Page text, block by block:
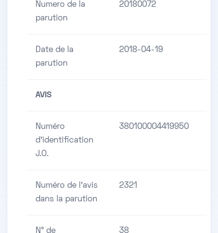
Numero de la
parution
20180072
Date de la
parution
2018-04-19
AVIS
Numéro
d'identification
J.O.
380100004419950
Numéro de l'avis
dans la parution
2321
N° de
38